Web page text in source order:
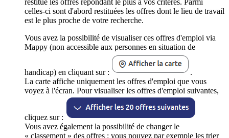
celles-ci sont d'abord restituées les offres dont le lieu de travail
est le plus proche de votre recherche.
Vous avez la possibilité de visualiser ces offres d'emploi via
Mappy (non accessible aux personnes en situation de
handicap) en cliquant sur :
.
La carte affiche uniquement les offres d'emploi que vous
voyez à l'écran. Pour visualiser les offres d'emploi suivantes,
cliquez sur :
Vous avez également la possibilité de changer le
« classement » des offres : vous pouvez par exemple les trier